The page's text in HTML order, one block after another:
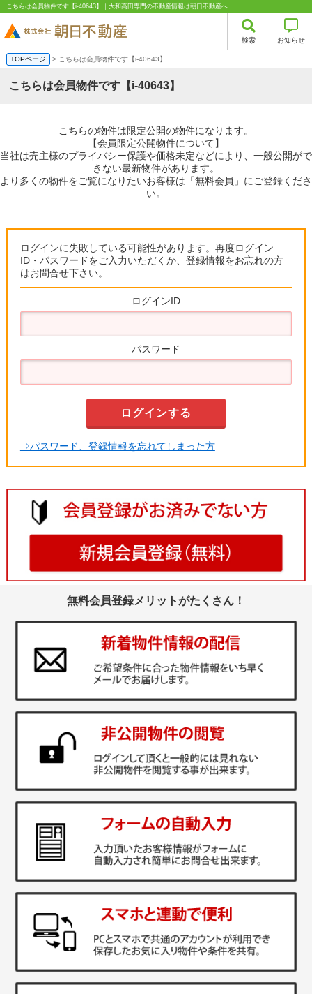
こちらは会員物件です【i-40643】｜大和高田専門の不動産情報は朝日不動産へ
検索 お知らせ
TOPページ > こちらは会員物件です【i-40643】
こちらは会員物件です【i-40643】
こちらの物件は限定公開の物件になります。
【会員限定公開物件について】
当社は売主様のプライバシー保護や価格未定などにより、一般公開がで
きない最新物件があります。
より多くの物件をご覧になりたいお客様は「無料会員」にご登録くださ
い。
ログインに失敗している可能性があります。再度ログイン
ID・パスワードをご入力いただくか、登録情報をお忘れの方
はお問合せ下さい。
ログインID
パスワード
⇒パスワード、登録情報を忘れてしまった方
無料会員登録メリットがたくさん！